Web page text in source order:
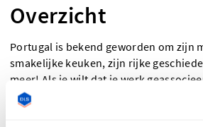
Overzicht
Portugal is bekend geworden om zijn
smakelijke keuken, zijn rijke
meer! Als je wilt dat je werk
Portugese traditie, dan is een 'Made-
misschien net wat je nodig hebt!